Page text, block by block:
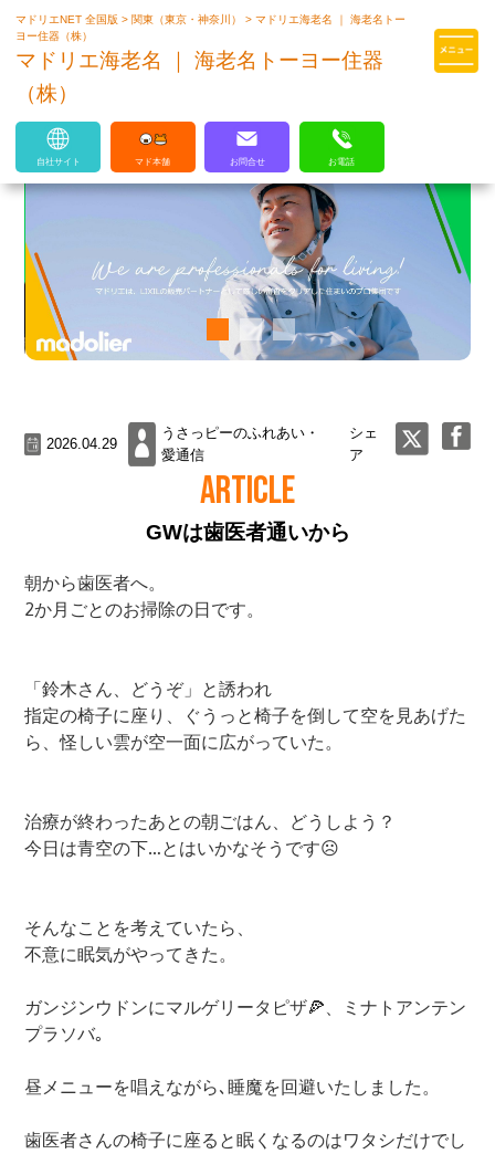
マドリエはLIXILの厳しい基準を
マドリエNET 全国版> 関東（東京・神奈川）>マドリエ海老名 ｜ 海老名トー
ヨー住器（株）
マドリエ海老名 ｜ 海老名トーヨー住器
（株）
自社サイト マド本舗 お問合せ お電話
2026.04.29
うさっピーのふれあい・
愛通信
シェ
ア
ARTICLE
GWは歯医者通いから